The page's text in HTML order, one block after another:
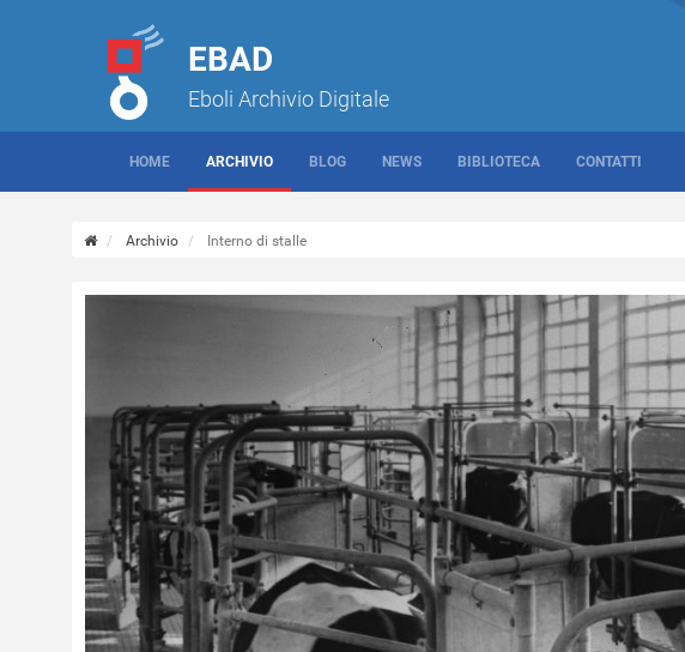
EBAD
Eboli Archivio Digitale
HOME ARCHIVIO BLOG NEWS BIBLIOTECA CONTATTI
Archivio Interno di stalle